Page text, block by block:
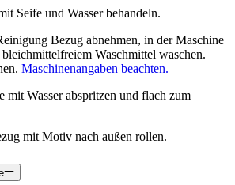
Seife und Wasser behandeln.
Bezug abnehmen, in der Maschine
Waschmittel waschen.
Maschinenangaben beachten.
mit Wasser abspritzen und flach zum
mit Motiv nach außen rollen.